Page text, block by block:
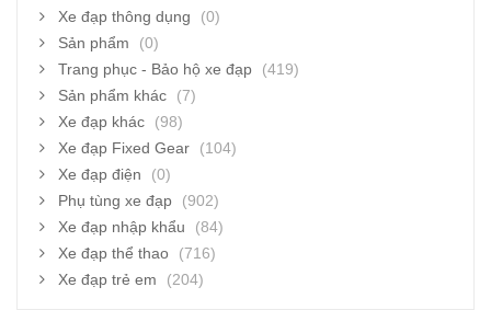
Xe đạp thông dụng
(0)
Sản phẩm
(0)
Trang phục - Bảo hộ xe đạp
(419)
Sản phẩm khác
(7)
Xe đạp khác
(98)
Xe đạp Fixed Gear
(104)
Xe đạp điện
(0)
Phụ tùng xe đạp
(902)
Xe đạp nhập khẩu
(84)
Xe đạp thể thao
(716)
Xe đạp trẻ em
(204)